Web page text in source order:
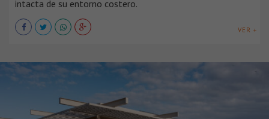
intacta de su entorno costero.
VER +